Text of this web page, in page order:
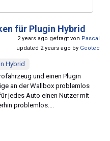
für Plugin Hybrid
2 years ago gefragt von Pascal
updated 2 years ago by Geotec
Hybrid
und einen Plugin
an der Wallbox problemlos
jedes Auto einen Nutzer mit
problemlos....